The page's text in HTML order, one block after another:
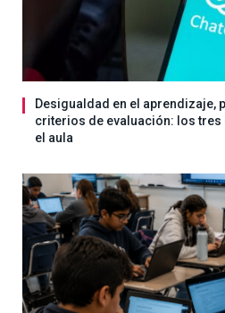
Desigualdad en el aprendizaje,
criterios de evaluación: los tres
el aula